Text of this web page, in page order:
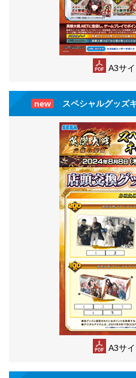
A3サ
new スペシャルグッズ
A3サ